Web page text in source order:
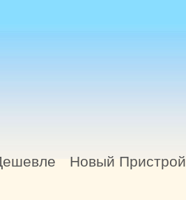
Новый Пристрой